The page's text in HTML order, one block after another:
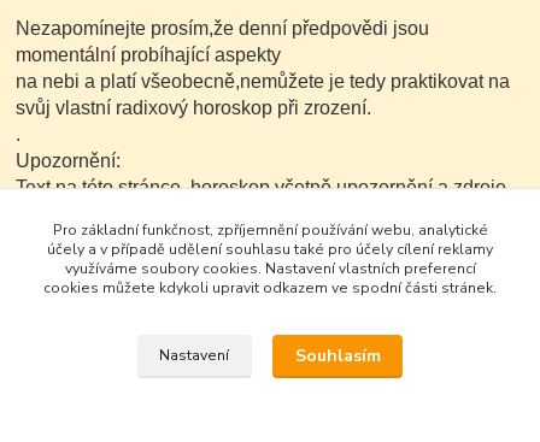
Nezapomínejte prosím,že denní předpovědi jsou
momentální probíhající aspekty
na nebi a platí všeobecně,nemůžete je tedy praktikovat na
svůj vlastní radixový horoskop při zrození.
.
Upozornění:
Text na této stránce ,horoskop včetně upozornění a zdroje
kopírovat nekomerčním
způsobem.
Pro základní funkčnost, zpříjemnění používání webu, analytické
účely a v případě udělení souhlasu také pro účely cílení reklamy
využíváme soubory cookies. Nastavení vlastních preferencí
cookies můžete kdykoli upravit odkazem ve spodní části stránek.
Nastavení Souhlasím